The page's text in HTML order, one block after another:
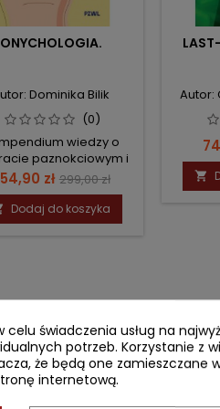
ONYCHOLOGIA.
Dominika Bilik
(0)
wiedzy o
paznokciowym i
chirurgicznych
zł Cena
podstawowa
299,00 zł
Dodaj do koszyka
Autor:

świadczenia usług na
potrzeb. Korzystanie z
że będą one zamieszczane
internetową.